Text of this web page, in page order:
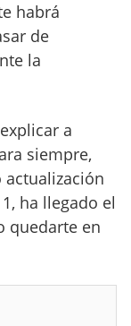
habrá
de
la
a
siempre,
ha llegado el
quedarte en